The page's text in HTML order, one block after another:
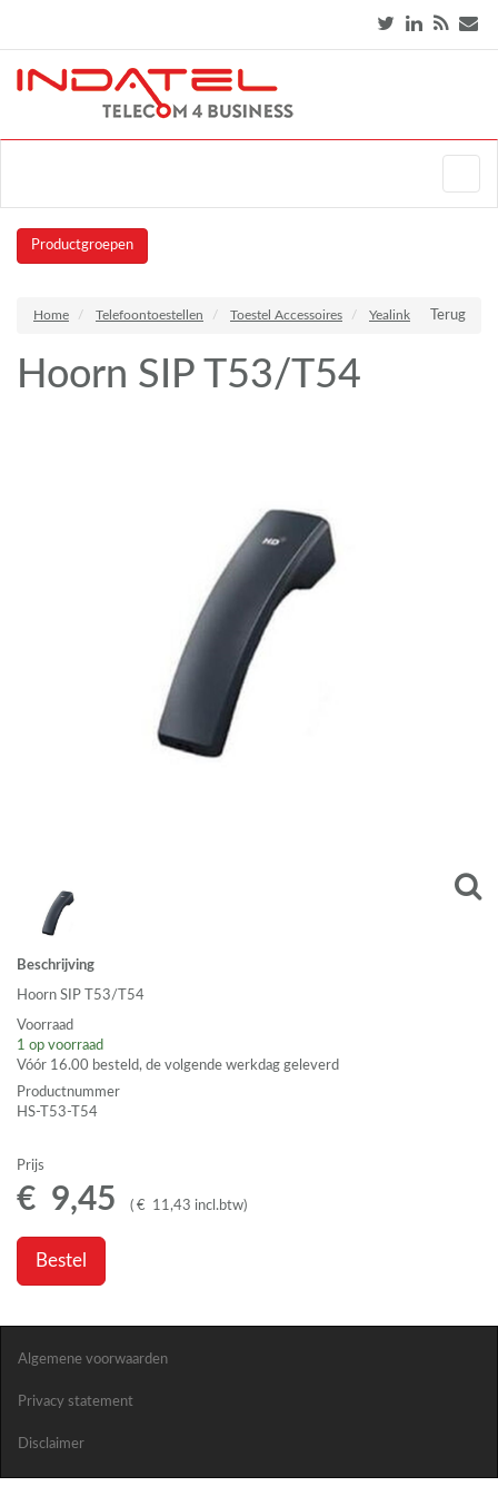
Productgroepen
Terug
Home Telefoontoestellen Toestel Accessoires Yealink
Hoorn SIP T53/T54
Beschrijving
Hoorn SIP T53/T54
Voorraad
1 op voorraad
Vóór 16.00 besteld, de volgende werkdag geleverd
Productnummer
HS-T53-T54
Prijs
€ 9,45 ( € 11,43 incl.btw)
Bestel
Algemene voorwaarden
Privacy statement
Disclaimer